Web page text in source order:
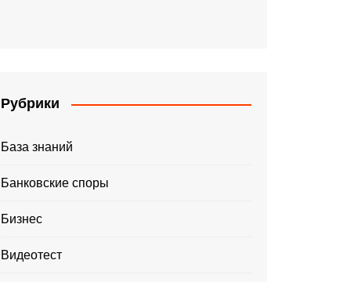
Рубрики
База знаний
Банковские споры
Бизнес
Видеотест